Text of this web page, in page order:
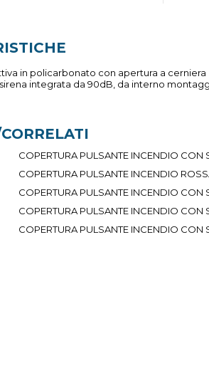
in policarbonato con apertura a
integrata da 90dB, da interno
COPERTURA PULSANTE INCENDIO CON
COPERTURA PULSANTE INCENDIO
COPERTURA PULSANTE INCENDIO CON
COPERTURA PULSANTE INCENDIO CON
COPERTURA PULSANTE INCENDIO CON